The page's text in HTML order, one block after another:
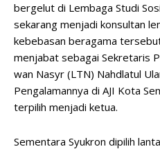
bergelut di Lembaga Studi
sekarang menjadi konsultan
kebebasan beragama
menjabat sebagai Sekretaris
wan Nasyr (LTN) Nahdlatul
Pengalamannya di AJI Kota
terpilih menjadi ketua.
Sementara Syukron dipilih